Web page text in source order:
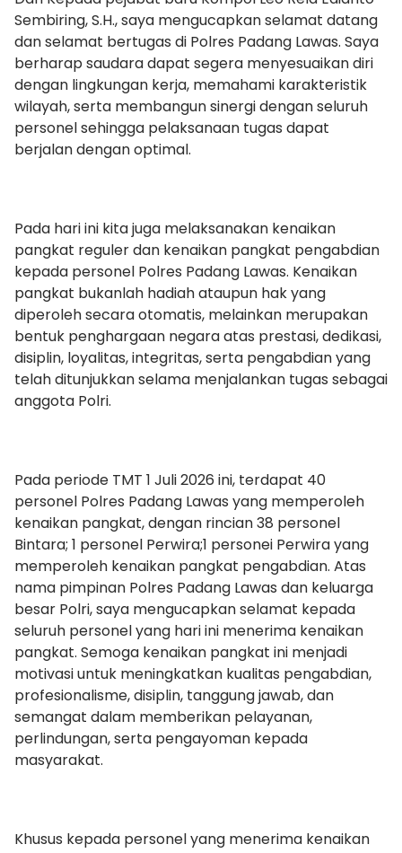
Sembiring, S.H., saya mengucapkan selamat datang
dan selamat bertugas di Polres Padang Lawas. Saya
berharap saudara dapat segera menyesuaikan diri
dengan lingkungan kerja, memahami karakteristik
wilayah, serta membangun sinergi dengan seluruh
personel sehingga pelaksanaan tugas dapat
berjalan dengan optimal.
Pada hari ini kita juga melaksanakan kenaikan
pangkat reguler dan kenaikan pangkat pengabdian
kepada personel Polres Padang Lawas. Kenaikan
pangkat bukanlah hadiah ataupun hak yang
diperoleh secara otomatis, melainkan merupakan
bentuk penghargaan negara atas prestasi, dedikasi,
disiplin, loyalitas, integritas, serta pengabdian yang
telah ditunjukkan selama menjalankan tugas sebagai
anggota Polri.
Pada periode TMT 1 Juli 2026 ini, terdapat 40
personel Polres Padang Lawas yang memperoleh
kenaikan pangkat, dengan rincian 38 personel
Bintara; 1 personel Perwira;1 personei Perwira yang
memperoleh kenaikan pangkat pengabdian. Atas
nama pimpinan Polres Padang Lawas dan keluarga
besar Polri, saya mengucapkan selamat kepada
seluruh personel yang hari ini menerima kenaikan
pangkat. Semoga kenaikan pangkat ini menjadi
motivasi untuk meningkatkan kualitas pengabdian,
profesionalisme, disiplin, tanggung jawab, dan
semangat dalam memberikan pelayanan,
perlindungan, serta pengayoman kepada
masyarakat.
Khusus kepada personel yang menerima kenaikan